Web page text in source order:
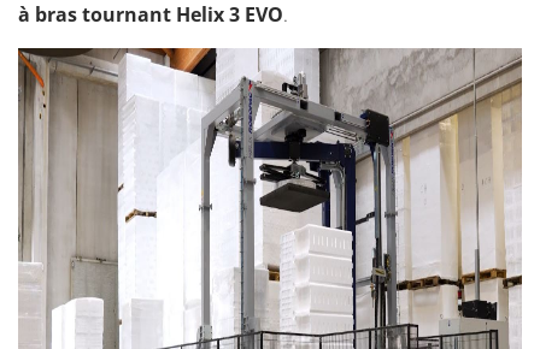
à bras tournant Helix 3 EVO.